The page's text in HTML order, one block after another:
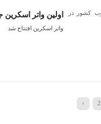
اولين واتر
واتر اسكرين افتتاح شد
2
›